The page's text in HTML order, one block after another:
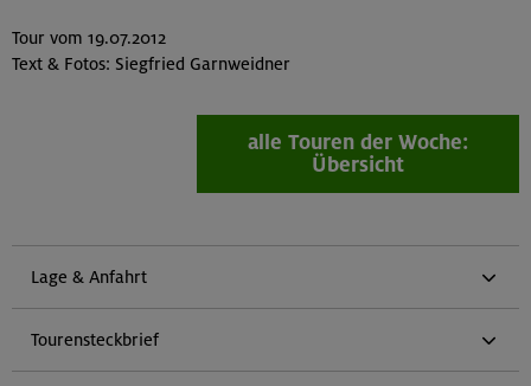
Tour vom 19.07.2012
Text & Fotos: Siegfried Garnweidner
alle Touren der Woche:
Übersicht
Lage & Anfahrt
Tourensteckbrief